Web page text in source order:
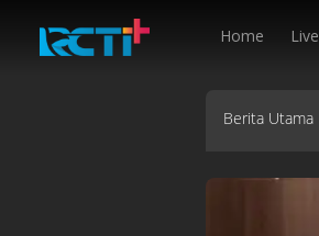
Home Live
Berita Utama